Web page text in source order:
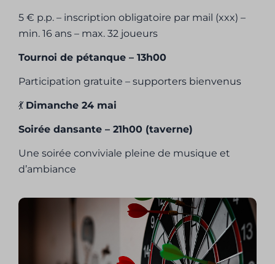
5 € p.p. – inscription obligatoire par mail (xxx) –
min. 16 ans – max. 32 joueurs
Tournoi de pétanque – 13h00
Participation gratuite – supporters bienvenus
💃 Dimanche 24 mai
Soirée dansante – 21h00 (taverne)
Une soirée conviviale pleine de musique et
d’ambiance